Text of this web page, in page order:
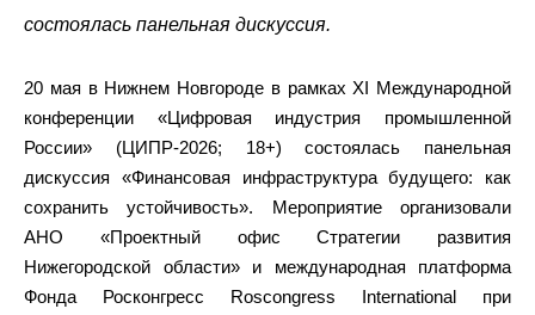
состоялась панельная дискуссия.
20 мая в Нижнем Новгороде в рамках XI Международной
конференции «Цифровая индустрия промышленной
России» (ЦИПР-2026; 18+) состоялась панельная
дискуссия «Финансовая инфраструктура будущего: как
сохранить устойчивость». Мероприятие организовали
АНО «Проектный офис Стратегии развития
Нижегородской области» и международная платформа
Фонда Росконгресс Roscongress International при